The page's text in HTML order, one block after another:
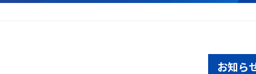
お知ら